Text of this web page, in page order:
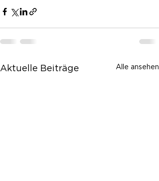
Aktuelle Beiträge Alle ansehen